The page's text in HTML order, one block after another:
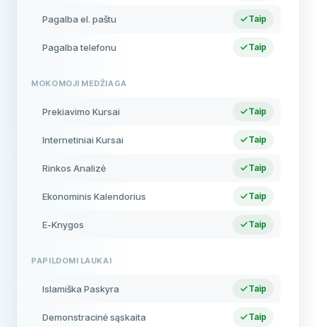
Pagalba el. paštu Taip
Pagalba telefonu Taip
MOKOMOJI MEDŽIAGA
Prekiavimo Kursai Taip
Internetiniai Kursai Taip
Rinkos Analizė Taip
Ekonominis Kalendorius Taip
E-Knygos Taip
PAPILDOMI LAUKAI
Islamiška Paskyra Taip
Demonstracinė sąskaita Taip